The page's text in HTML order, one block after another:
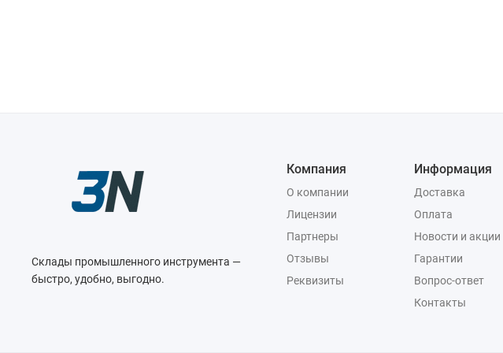
Склады промышленного инструмента —
быстро, удобно, выгодно.
Компания
О компании
Лицензии
Партнеры
Отзывы
Реквизиты
Информация
Доставка
Оплата
Новости и акции
Гарантии
Вопрос-ответ
Контакты